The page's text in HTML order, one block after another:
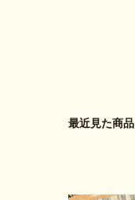
最近見た商品